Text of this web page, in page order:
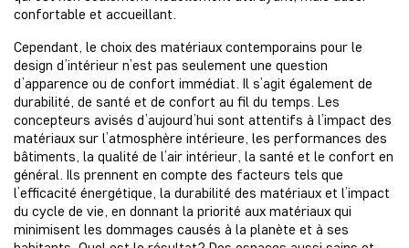
confortable et accueillant.
Cependant, le choix des matériaux contemporains pour le
design d’intérieur n’est pas seulement une question
d’apparence ou de confort immédiat. Il s’agit également de
durabilité, de santé et de confort au fil du temps. Les
concepteurs avisés d’aujourd’hui sont attentifs à l’impact des
matériaux sur l’atmosphère intérieure, les performances des
bâtiments, la qualité de l’air intérieur, la santé et le confort en
général. Ils prennent en compte des facteurs tels que
l’efficacité énergétique, la durabilité des matériaux et l’impact
du cycle de vie, en donnant la priorité aux matériaux qui
minimisent les dommages causés à la planète et à ses